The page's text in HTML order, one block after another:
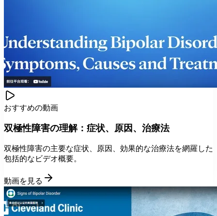
おすすめの動画
双極性障害の理解：症状、原因、治療法
双極性障害の主要な症状、原因、効果的な治療法を網羅した
包括的なビデオ概要。
動画を見る